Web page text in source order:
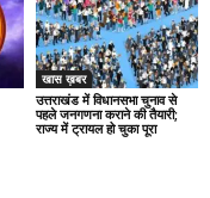
खास ख़बर
उत्तराखंड में विधानसभा चुनाव से
पहले जनगणना कराने की तैयारी;
राज्य में ट्रायल हो चुका पूरा